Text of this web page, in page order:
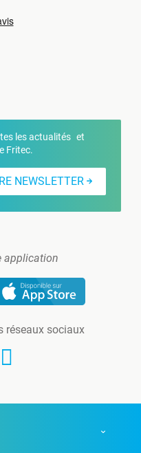
les actualités et
Fritec.
NEWSLETTER
application
réseaux sociaux